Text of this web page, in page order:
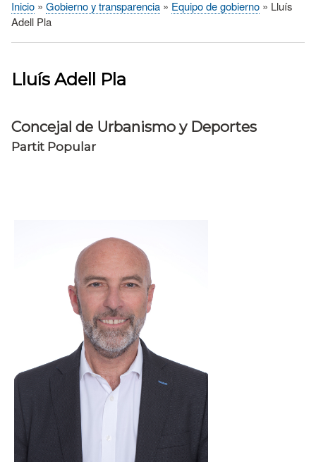
Sobrescribir
ayuda
a
navegación
Inicio Gobierno y transparencia Equipo de gobierno
Lluís
Adell Pla
Lluís Adell Pla
Concejal de Urbanismo y Deportes
Partit Popular